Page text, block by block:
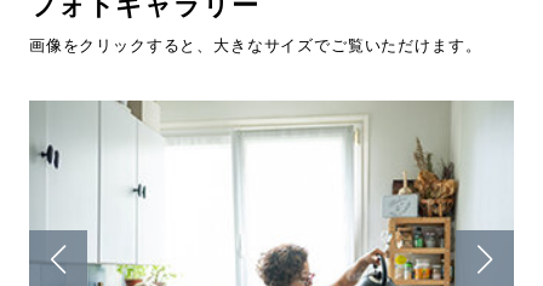
フォトギャラリー
画像をクリックすると、大きなサイズでご覧いただけます。